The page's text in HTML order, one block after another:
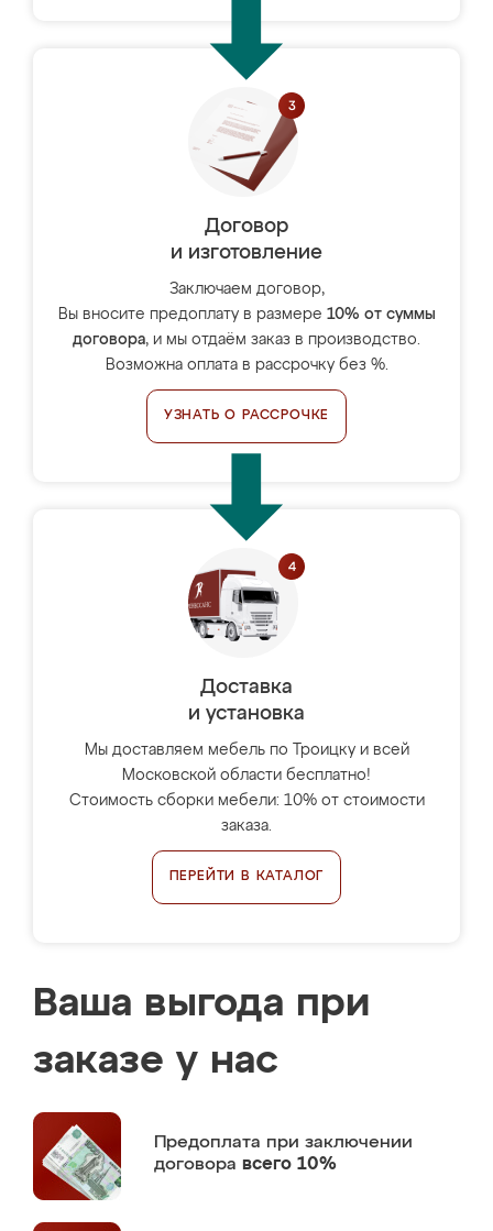
Договор
и изготовление
Заключаем договор,
Вы вносите предоплату в размере 10% от суммы
договора, и мы отдаём заказ в производство.
Возможна оплата в рассрочку без %.
УЗНАТЬ О РАССРОЧКЕ
Доставка
и установка
Мы доставляем мебель по Троицку и всей
Московской области бесплатно!
Стоимость сборки мебели: 10% от стоимости
заказа.
ПЕРЕЙТИ В КАТАЛОГ
Ваша выгода при
заказе у нас
Предоплата при заключении
договора всего 10%